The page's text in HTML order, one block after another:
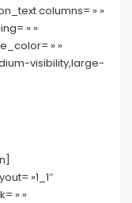
columns= » »
» »
» »
visibility,large-
»1_1″
» »